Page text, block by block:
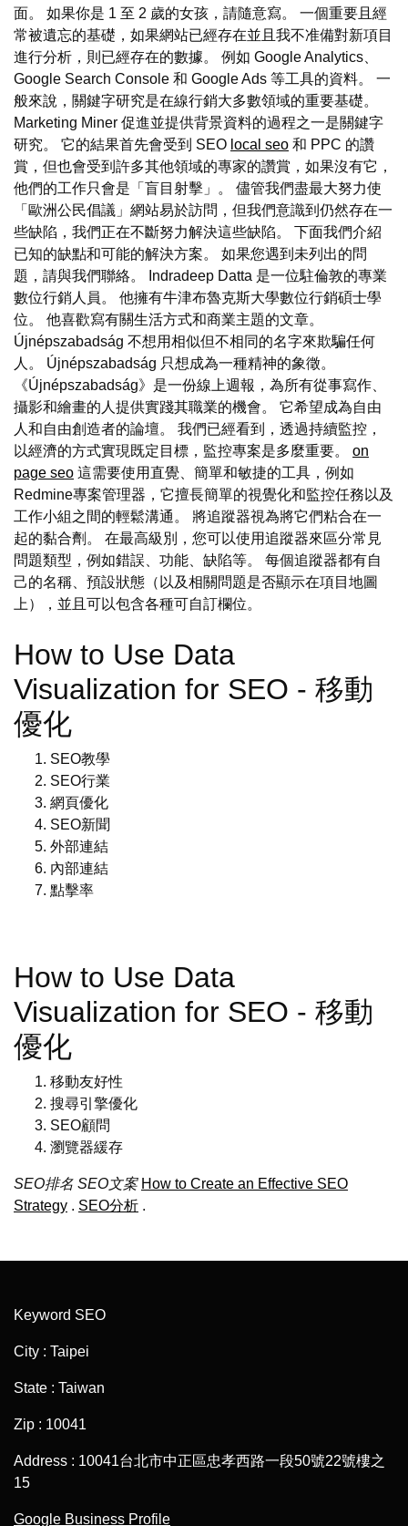
面。 如果你是 1 至 2 歲的女孩，請隨意寫。 一個重要且經
常被遺忘的基礎，如果網站已經存在並且我不准備對新項目
進行分析，則已經存在的數據。 例如 Google Analytics、
Google Search Console 和 Google Ads 等工具的資料。 一
般來說，關鍵字研究是在線行銷大多數領域的重要基礎。
Marketing Miner 促進並提供背景資料的過程之一是關鍵字
研究。 它的結果首先會受到 SEO local seo 和 PPC 的讚
賞，但也會受到許多其他領域的專家的讚賞，如果沒有它，
他們的工作只會是「盲目射擊」。 儘管我們盡最大努力使
「歐洲公民倡議」網站易於訪問，但我們意識到仍然存在一
些缺陷，我們正在不斷努力解決這些缺陷。 下面我們介紹
已知的缺點和可能的解決方案。 如果您遇到未列出的問
題，請與我們聯絡。 Indradeep Datta 是一位駐倫敦的專業
數位行銷人員。 他擁有牛津布魯克斯大學數位行銷碩士學
位。 他喜歡寫有關生活方式和商業主題的文章。
Újnépszabadság 不想用相似但不相同的名字來欺騙任何
人。 Újnépszabadság 只想成為一種精神的象徵。
《Újnépszabadság》是一份線上週報，為所有從事寫作、
攝影和繪畫的人提供實踐其職業的機會。 它希望成為自由
人和自由創造者的論壇。 我們已經看到，透過持續監控，
以經濟的方式實現既定目標，監控專案是多麼重要。 on
page seo 這需要使用直覺、簡單和敏捷的工具，例如
Redmine專案管理器，它擅長簡單的視覺化和監控任務以及
工作小組之間的輕鬆溝通。 將追蹤器視為將它們粘合在一
起的黏合劑。 在最高級別，您可以使用追蹤器來區分常見
問題類型，例如錯誤、功能、缺陷等。 每個追蹤器都有自
己的名稱、預設狀態（以及相關問題是否顯示在項目地圖
上），並且可以包含各種可自訂欄位。
How to Use Data
Visualization for SEO - 移動
優化
SEO教學
SEO行業
網頁優化
SEO新聞
外部連結
內部連結
點擊率
How to Use Data
Visualization for SEO - 移動
優化
移動友好性
搜尋引擎優化
SEO顧問
瀏覽器緩存
SEO排名 SEO文案 How to Create an Effective SEO
Strategy . SEO分析 .
Keyword SEO
City : Taipei
State : Taiwan
Zip : 10041
Address : 10041台北市中正區忠孝西路一段50號22號樓之
15
Google Business Profile